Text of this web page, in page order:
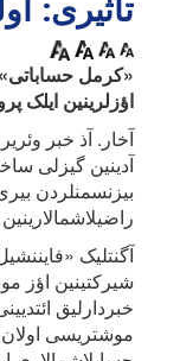
«کرمل
اؤزلرینین ایلک
آخار. آذ خبر
آدینین گیزلی
بیزنسمنلردن
آگنتلیک
شیرکتینین اؤز
خبردارلیق
موشتریسی اولان